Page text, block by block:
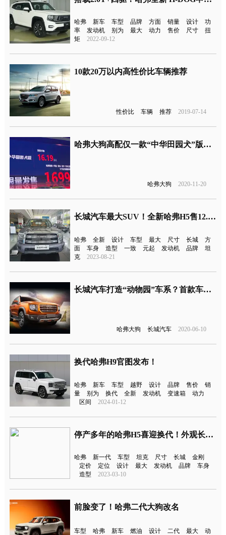
哈弗 新车 车型 品牌 方面 销量 设计
功
率
发动机 别为 最大 动力 售价 尺寸
扭
矩
2022-09-12
10款20万以内高性价比车辆推荐
性价比 车辆 推荐 2019-07-14
哈弗大狗高配仅一款“中华田园犬”版本，16.19万元还限量？
哈弗大狗 2020-11-20
长城汽车最大SUV！全新哈弗H5售12.28万元起
哈弗 全新 设计 车型 最大 尺寸 长城
方
面
车身 造型 一致 元起 发动机 品牌
坦
克
2023-08-21
长城汽车打造“动物园”车系？首款车型命名哈弗大狗
哈弗大狗 长城汽车 2020-06-10
换代哈弗H9官图发布！
哈弗 新车 车型 越野 设计 品牌 售价
销
量
别为 换代 全新 发动机 变速箱
动力
区间
2024-01-12
停产多年的哈弗H5喜迎换代！外观长这样
哈弗 新一代 车型 坦克 尺寸 长城
金刚
定价
定位 设计 最大 发动机 品牌
车身
造型
2023-03-10
前脸变了！哈弗二代大狗改名
车型 哈弗 新车 燃油 设计 二代 最大
动